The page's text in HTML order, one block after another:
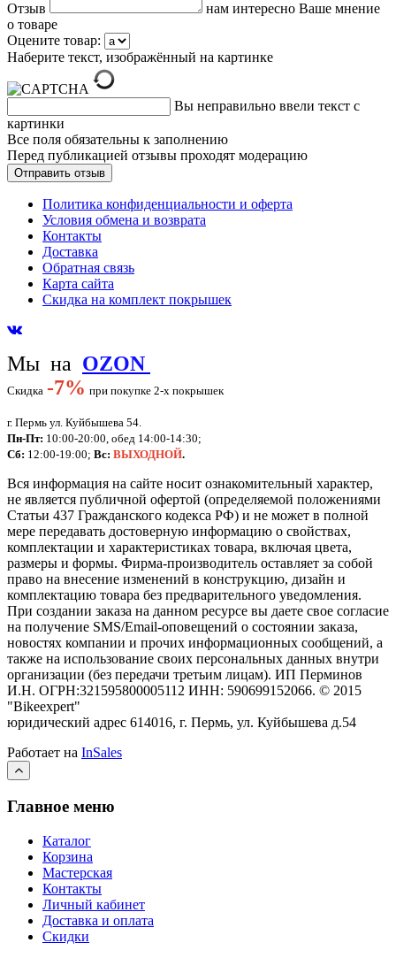
Отзыв
нам интересно Ваше мнение
о товаре
Оцените товар:
Наберите текст, изображённый на картинке
Вы неправильно ввели текст с
картинки
Все поля обязательны к заполнению
Перед публикацией отзывы проходят модерацию
Политика конфиденциальности и оферта
Условия обмена и возврата
Контакты
Доставка
Обратная связь
Карта сайта
Скидка на комплект покрышек
Мы на OZON
Скидка -7% при покупке 2-х покрышек
г. Пермь ул. Куйбышева 54.
Пн-Пт: 10:00-20:00, обед 14:00-14:30;
Сб: 12:00-19:00; Вс: ВЫХОДНОЙ.
Вся информация на сайте носит ознакомительный характер,
не является публичной офертой (определяемой положениями
Статьи 437 Гражданского кодекса РФ) и не может в полной
мере передавать достоверную информацию о свойствах,
комплектации и характеристиках товара, включая цвета,
размеры и формы. Фирма-производитель оставляет за собой
право на внесение изменений в конструкцию, дизайн и
комплектацию товара без предварительного уведомления.
При создании заказа на данном ресурсе вы даете свое согласие
на получение SMS/Email-оповещений о состоянии заказа,
новостях компании и прочих информационных сообщений, а
также на использование своих персональных данных внутри
организации (без передачи третьим лицам). ИП Перминов
И.Н. ОГРН:321595800005112 ИНН: 590699152066. © 2015
"Bikeexpert"
юридический адрес 614016, г. Пермь, ул. Куйбышева д.54
Работает на InSales
Главное меню
Каталог
Корзина
Мастерская
Контакты
Личный кабинет
Доставка и оплата
Скидки